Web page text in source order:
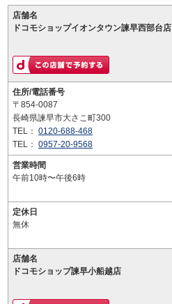
店舗名
ドコモショップイオンタウン諫早西部台店
住所/電話番号
〒854-0087
長崎県諫早市大さこ町300
TEL： 0120-688-468
TEL： 0957-20-9568
営業時間
午前10時〜午後6時
定休日
無休
店舗名
ドコモショップ諫早小船越店